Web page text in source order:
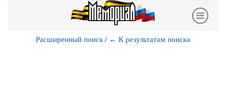
Расширенный поиск / ← К результатам поиска